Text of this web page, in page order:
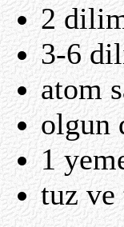
2
3-6
atom
olgun
1
tuz ve